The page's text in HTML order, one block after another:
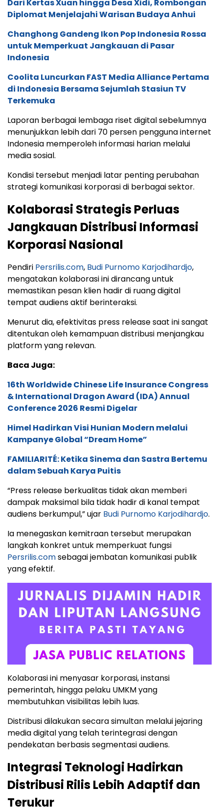
Dari Kertas Xuan hingga Desa Xidi, Rombongan
Diplomat Menjelajahi Warisan Budaya Anhui
Changhong Gandeng Ikon Pop Indonesia Rossa
untuk Memperkuat Jangkauan di Pasar
Indonesia
Coolita Luncurkan FAST Media Alliance Pertama
di Indonesia Bersama Sejumlah Stasiun TV
Terkemuka
Laporan berbagai lembaga riset digital sebelumnya
menunjukkan lebih dari 70 persen pengguna internet
Indonesia memperoleh informasi harian melalui
media sosial.
Kondisi tersebut menjadi latar penting perubahan
strategi komunikasi korporasi di berbagai sektor.
Kolaborasi Strategis Perluas
Jangkauan Distribusi Informasi
Korporasi Nasional
Pendiri Persrilis.com, Budi Purnomo Karjodihardjo,
mengatakan kolaborasi ini dirancang untuk
memastikan pesan klien hadir di ruang digital
tempat audiens aktif berinteraksi.
Menurut dia, efektivitas press release saat ini sangat
ditentukan oleh kemampuan distribusi menjangkau
platform yang relevan.
Baca Juga:
16th Worldwide Chinese Life Insurance Congress
& International Dragon Award (IDA) Annual
Conference 2026 Resmi Digelar
Himel Hadirkan Visi Hunian Modern melalui
Kampanye Global “Dream Home”
FAMILIARITÉ: Ketika Sinema dan Sastra Bertemu
dalam Sebuah Karya Puitis
“Press release berkualitas tidak akan memberi
dampak maksimal bila tidak hadir di kanal tempat
audiens berkumpul,” ujar Budi Purnomo Karjodihardjo.
Ia menegaskan kemitraan tersebut merupakan
langkah konkret untuk memperkuat fungsi
Persrilis.comsebagai jembatan komunikasi publik
yang efektif.
Kolaborasi ini menyasar korporasi, instansi
pemerintah, hingga pelaku UMKM yang
membutuhkan visibilitas lebih luas.
Distribusi dilakukan secara simultan melalui jejaring
media digital yang telah terintegrasi dengan
pendekatan berbasis segmentasi audiens.
Integrasi Teknologi Hadirkan
Distribusi Rilis Lebih Adaptif dan
Terukur